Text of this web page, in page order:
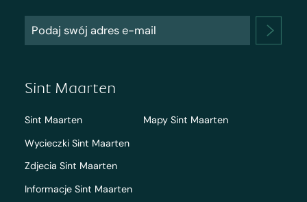
Sint Maarten
Sint Maarten
Wycieczki Sint Maarten
Zdjecia Sint Maarten
Informacje Sint Maarten
Mapy Sint Maarten